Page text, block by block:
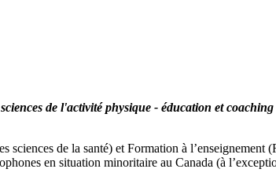
de l'activité physique - éducation et
de la santé) et Formation à
en situation minoritaire au Canada (à